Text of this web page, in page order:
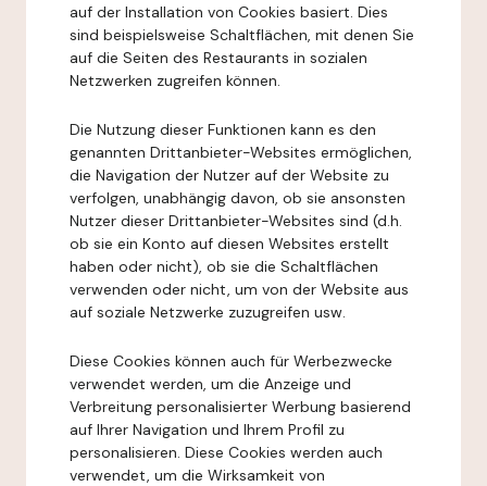
auf der Installation von Cookies basiert. Dies
sind beispielsweise Schaltflächen, mit denen Sie
auf die Seiten des Restaurants in sozialen
Netzwerken zugreifen können.
Die Nutzung dieser Funktionen kann es den
genannten Drittanbieter-Websites ermöglichen,
die Navigation der Nutzer auf der Website zu
verfolgen, unabhängig davon, ob sie ansonsten
Nutzer dieser Drittanbieter-Websites sind (d.h.
ob sie ein Konto auf diesen Websites erstellt
haben oder nicht), ob sie die Schaltflächen
verwenden oder nicht, um von der Website aus
auf soziale Netzwerke zuzugreifen usw.
Diese Cookies können auch für Werbezwecke
verwendet werden, um die Anzeige und
Verbreitung personalisierter Werbung basierend
auf Ihrer Navigation und Ihrem Profil zu
personalisieren. Diese Cookies werden auch
verwendet, um die Wirksamkeit von